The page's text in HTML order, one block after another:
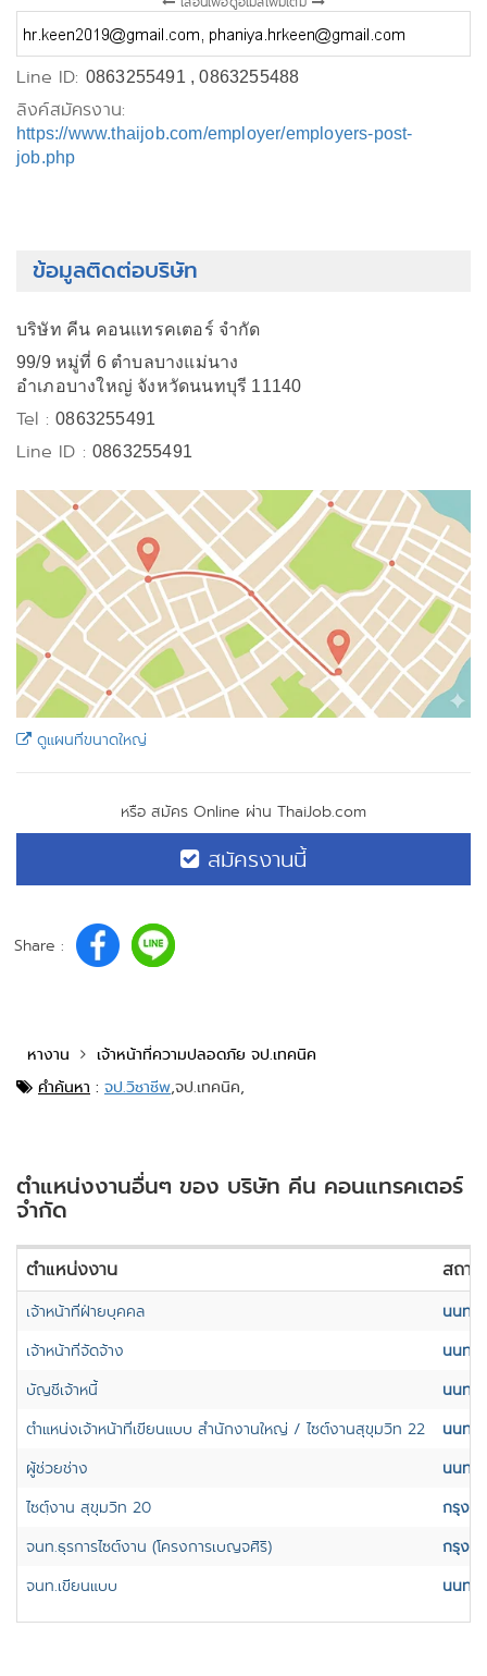
Line ID: 0863255491 , 0863255488
ลิงค์สมัครงาน:
https://www.thaijob.com/employer/employers-post-
job.php
ข้อมูลติดต่อบริษัท
บริษัท คีน คอนแทรคเตอร์ จำกัด
99/9 หมู่ที่ 6 ตำบลบางแม่นาง
อำเภอบางใหญ่ จังหวัดนนทบุรี 11140
Tel :0863255491
Line ID : 0863255491
ดูแผนที่ขนาดใหญ่
หรือ สมัคร Online ผ่าน ThaiJob.com
สมัครงานนี้
Share :
หางาน
เจ้าหน้าที่ความปลอดภัย จป.เทคนิค
คำค้นหา : จป.วิชาชีพ,จป.เทคนิค,
ตำแหน่งงานอื่นๆ ของ บริษัท คีน คอนแทรคเตอร์
จำกัด
ตำแหน่งงาน สถา
เจ้าหน้าที่ฝ่ายบุคคล
นนทบุ
เจ้าหน้าที่จัดจ้าง
นนทบุ
บัญชีเจ้าหนี้
นนทบุ
ตำแหน่งเจ้าหน้าที่เขียนแบบ สำนักงานใหญ่ / ไซต์งานสุขุมวิท 22
นนทบุ
ผู้ช่วยช่าง
นนทบุ
ไซตฺ์งาน สุขุมวิท 20
กรุงเ
จนท.ธุรการไซต์งาน (โครงการเบญจศิริ)
กรุงเ
จนท.เขียนแบบ
นนทบุ